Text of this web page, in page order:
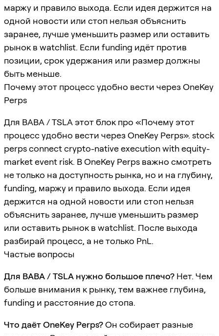
маржу и правило выхода. Если идея держится на
одной новости или стоп нельзя объяснить
заранее, лучше уменьшить размер или оставить
рынок в watchlist. Если funding идёт против
позиции, срок удержания или размер должны
быть меньше.
Почему этот процесс удобно вести через OneKey
Perps
Для BABA / TSLA этот блок про «Почему этот
процесс удобно вести через OneKey Perps». stock
perps connect crypto-native execution with equity-
market event risk. В OneKey Perps важно смотреть
не только на доступность рынка, но и на глубину,
funding, маржу и правило выхода. Если идея
держится на одной новости или стоп нельзя
объяснить заранее, лучше уменьшить размер
или оставить рынок в watchlist. После выхода
разбирай процесс, а не только PnL.
Частые вопросы
Для BABA / TSLA нужно большое плечо? Нет. Чем
больше внимания к рынку, тем важнее глубина,
funding и расстояние до стопа.
Что даёт OneKey Perps?Он собирает разные